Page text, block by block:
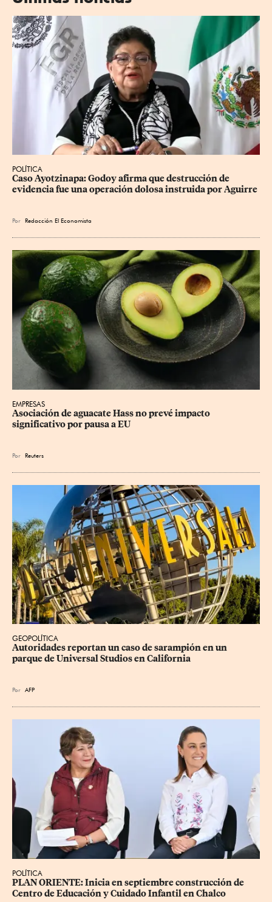
POLÍTICA
Caso Ayotzinapa: Godoy afirma que destrucción de
evidencia fue una operación dolosa instruida por Aguirre
Por Redacción El Economista
EMPRESAS
Asociación de aguacate Hass no prevé impacto
significativo por pausa a EU
Por Reuters
GEOPOLÍTICA
Autoridades reportan un caso de sarampión en un
parque de Universal Studios en California
Por AFP
POLÍTICA
PLAN ORIENTE: Inicia en septiembre construcción de
Centro de Educación y Cuidado Infantil en Chalco